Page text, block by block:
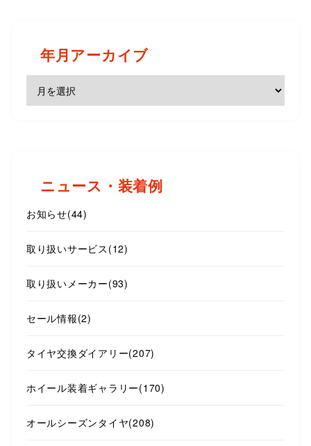
年月アーカイブ
ニュース・装着例
お知らせ(44)
取り扱いサービス (12)
取り扱いメーカー(93)
セール情報(2)
タイヤ交換ダイアリー(207)
ホイール装着ギャラリー(170)
オールシーズンタイヤ(208)